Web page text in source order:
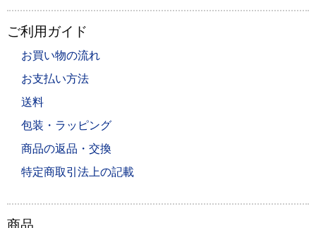
ご利用ガイド
お買い物の流れ
お支払い方法
送料
包装・ラッピング
商品の返品・交換
特定商取引法上の記載
商品